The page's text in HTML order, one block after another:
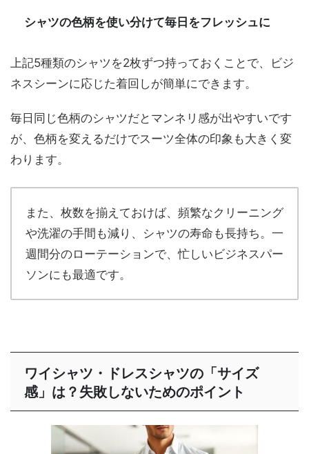
シャツの色柄を使い分けて毎日をフレッシュに
上記5種類のシャツを2枚ずつ持っておくことで、ビジ
ネスシーンに応じた着回しが簡単にできます。
毎日同じ色柄のシャツだとマンネリ感が出やすいです
が、色柄を変えるだけでスーツ全体の印象も大きく変
わります。
また、枚数を揃えておけば、頻繁なクリーニング
や洗濯の手間も減り、シャツの寿命も長持ち。一
週間分のローテーションで、忙しいビジネスパー
ソンにも最適です。
ワイシャツ・ドレスシャツの「サイズ
感」は？失敗しないためのポイント